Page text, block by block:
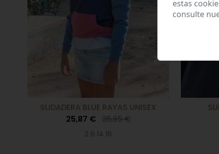
SUDADERA BLUE RAYAS UNISEX
25,87 € 36,95 €
2 6 14 16
estas
consulte